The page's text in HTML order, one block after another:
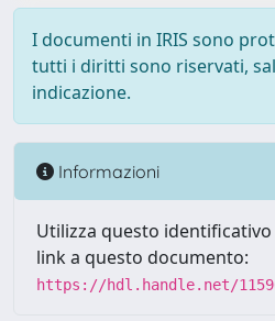
I documenti in IRIS sono
tutti i diritti sono riservati,
indicazione.
Informazioni
Utilizza questo
link a questo documento:
https://hdl.handle.net/